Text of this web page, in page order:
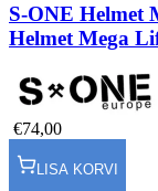
S-ONE Helmet
Helmet Mega
€74,00
LISA KORVI